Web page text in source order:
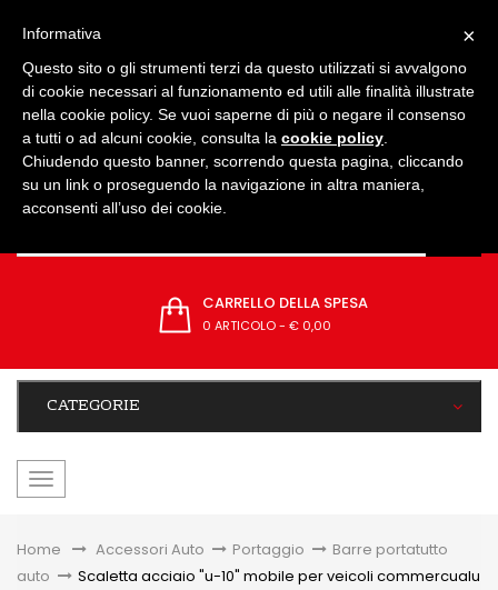
CARRELLO DELLA SPESA
0 ARTICOLO- € 0,00
CATEGORIE
navigazione
Home &gt;Accessori Auto > Portaggio >
Barre portatutto
auto > Scaletta acciaio "u-10" mobile per veicoli commercualu
×
Informativa
Questo sito o gli strumenti terzi da questo utilizzati si avvalgono
di cookie necessari al funzionamento ed utili alle finalità illustrate
nella cookie policy. Se vuoi saperne di più o negare il consenso
a tutti o ad alcuni cookie, consulta la cookie policy
Chiudendo questo banner, scorrendo questa pagina, cliccando
su un link o proseguendo la navigazione in altra maniera,
acconsenti all’uso dei cookie.